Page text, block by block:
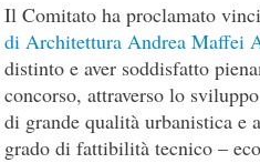
Il Comitato ha proclamato
di Architettura Andrea Maffei
distinto e aver soddisfatto
concorso, attraverso lo
di grande qualità urbanistica e
grado di fattibilità tecnico –